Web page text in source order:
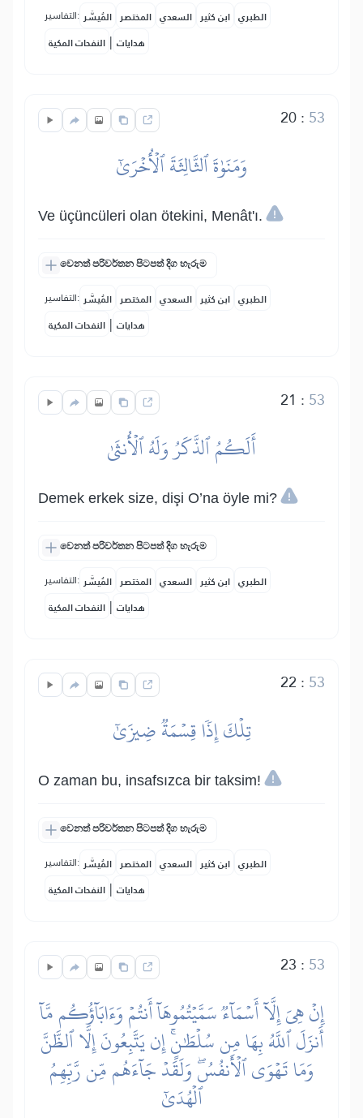
التفاسير: المُيسَّر المختصر السعدي ابن كثير الطبري
النفحات المكية | هدايات
20: 53
وَمَنَوٰةَ ٱلثَّالِثَةَ ٱلۡأُخۡرَىٰٓ
Ve üçüncüleri olan ötekini, Menât'ı.
වෙනත් පරිවර්තන පිටපත් දිග හැරුම
التفاسير: المُيسَّر المختصر السعدي ابن كثير الطبري
النفحات المكية | هدايات
21 : 53
أَلَكُمُ ٱلذَّكَرُ وَلَهُ ٱلۡأُنثَىٰ
Demek erkek size, dişi O’na öyle mi?
වෙනත් පරිවර්තන පිටපත් දිග හැරුම
التفاسير: المُيسَّر المختصر السعدي ابن كثير الطبري
النفحات المكية | هدايات
22 : 53
تِلۡكَ إِذٗا قِسۡمَةٞ ضِيزَىٰٓ
O zaman bu, insafsızca bir taksim!
වෙනත් පරිවර්තන පිටපත් දිග හැරුම
التفاسير: المُيسَّر المختصر السعدي ابن كثير الطبري
النفحات المكية | هدايات
23 : 53
إِنۡ هِيَ إِلَّآ أَسۡمَآءٞ سَمَّيۡتُمُوهَآ أَنتُمۡ وَءَابَآؤُكُم مَّآ
أَنزَلَ ٱللَّهُ بِهَا مِن سُلۡطَٰنٍۚ إِن يَتَّبِعُونَ إِلَّا ٱلظَّنَّ
وَمَا تَهۡوَى ٱلۡأَنفُسُۖ وَلَقَدۡ جَآءَهُم مِّن رَّبِّهِمُ
ٱلۡهُدَىٰٓ